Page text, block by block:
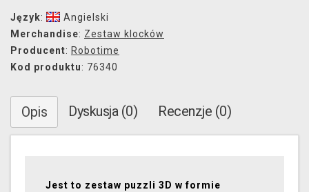
Język:
Angielski
Merchandise: Zestaw klocków
Producent: Robotime
Kod produktu: 76340
Opis Dyskusja (0) Recenzje (0)
Jest to zestaw puzzli 3D w formie